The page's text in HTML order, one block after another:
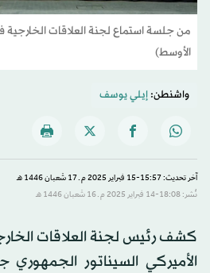
من جلسة استماع لجنة العلاقات
الأوسط)
واشنطن:إيلي يوسف
آخر تحديث: 15:57-15 فبراير 2025 م ـ 17 شَعبان 1446 هـ
نُشر: 18:08-14 فبراير 2025 م ـ 16 شَعبان 1446 هـ
كشف رئيس لجنة العلاقات
الأميركي السيناتور